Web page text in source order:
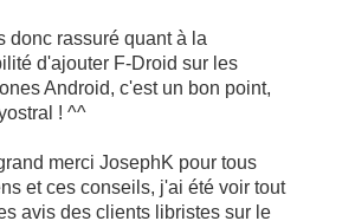
donc rassuré quant à la
d'ajouter F-Droid sur les
Android, c'est un bon point,
! ^^
merci JosephK pour tous
et ces conseils, j'ai été voir tout
avis des clients libristes sur le